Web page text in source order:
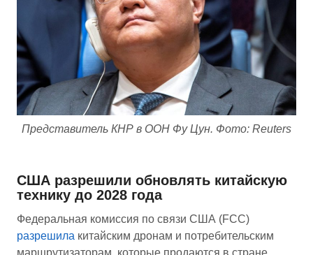
Представитель КНР в ООН Фу Цун. Фото: Reuters
США разрешили обновлять китайскую
технику до 2028 года
Федеральная комиссия по связи США (FCC)
разрешила китайским дронам и потребительским